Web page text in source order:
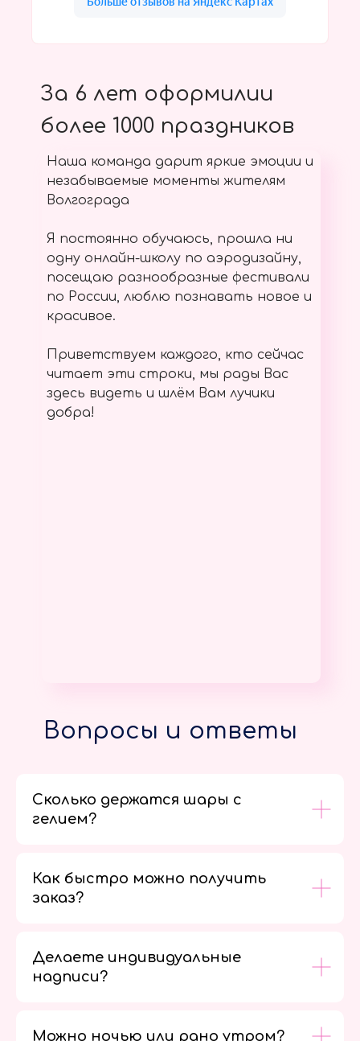
За 6 лет оформилии
более 1000 праздников
Наша команда дарит яркие эмоции и
незабываемые моменты жителям
Волгограда
Я постоянно обучаюсь, прошла ни
одну онлайн-школу по аэродизайну,
посещаю разнообразные фестивали
по России, люблю познавать новое и
красивое.
Приветствуем каждого, кто сейчас
читает эти строки, мы рады Вас
здесь видеть и шлём Вам лучики
добра!
Вопросы и ответы
Сколько держатся шары с
гелием?
Как быстро можно получить
заказ?
Делаете индивидуальные
надписи?
Можно ночью или рано утром?